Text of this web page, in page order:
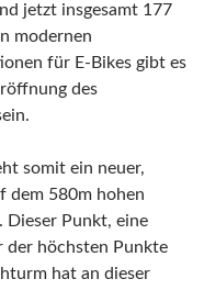
jetzt insgesamt 177
modernen
für E-Bikes gibt es
des
somit ein neuer,
dem 580m hohen
Dieser Punkt, eine
der höchsten Punkte
hat an dieser